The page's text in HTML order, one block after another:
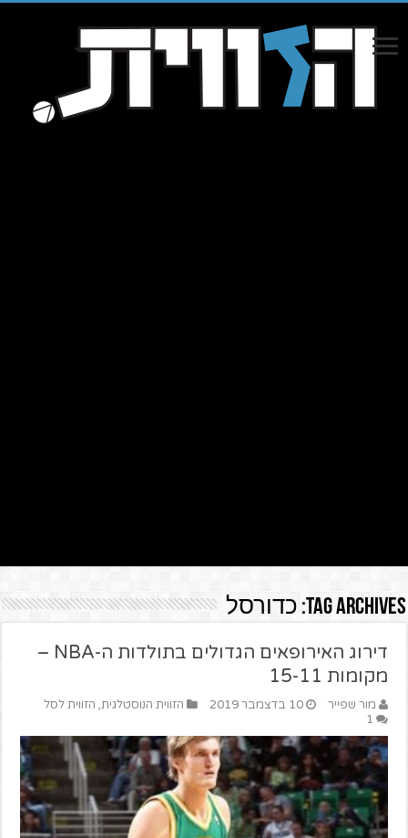
Tag Archives: כדורסל
דירוג האירופאים הגדולים בתולדות ה-NBA –
מקומות 15-11
מור שפייר 10 בדצמבר 2019 הזווית הנוסטלגית, הזווית לסל
1